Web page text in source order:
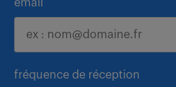
email
fréquence de réception